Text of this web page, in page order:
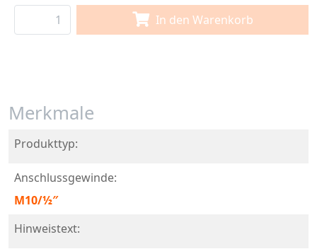
In den Warenkorb
Merkmale
Produkttyp:
Anschlussgewinde:
M10/½″
Hinweistext: